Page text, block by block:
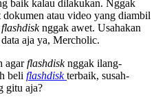
baik kalau dilakukan. Nggak
dokumen atau video yang diambil
flashdisknggak awet. Usahakan
aja ya, Mercholic.
agarflashdisknggak ilang-
beli flashdiskterbaik, susah-
gitu aja?